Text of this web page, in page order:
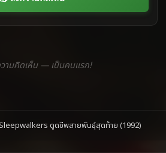
ามคิดเห็น — เป็นคนแรก!
ดูดชีพสายพันธุ์สุดท้าย (1992)